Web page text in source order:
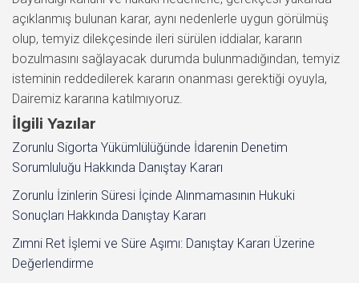
İlgili Yazılar
Zorunlu Sigorta Yükümlülüğünde İdarenin Denetim
Sorumluluğu Hakkında Danıştay Kararı
Zorunlu İzinlerin Süresi İçinde Alınmamasının Hukuki
Sonuçları Hakkında Danıştay Kararı
Zımni Ret İşlemi ve Süre Aşımı: Danıştay Kararı Üzerine
Değerlendirme